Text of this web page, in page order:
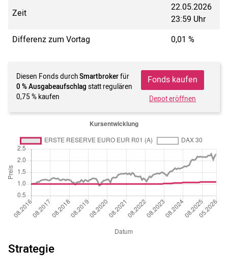
Zeit
22.05.2026
23:59 Uhr
Differenz zum Vortag
0,01 %
Diesen Fonds durchSmartbrokerfür
0 % Ausgabeaufschlag statt regulären
0,75 % kaufen
Fonds kaufen
Depot eröffnen
Strategie